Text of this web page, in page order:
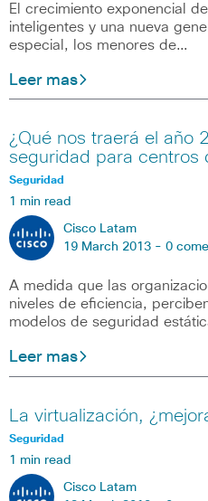
El crecimiento exponencial
inteligentes y una nueva
especial, los menores de…
Leer mas
¿Qué nos traerá el año
seguridad para centros
Seguridad
1 min read
Cisco Latam
19 March 2013 - 0
A medida que las
niveles de eficiencia,
modelos de seguridad
Leer mas
La virtualización,
Seguridad
1 min read
Cisco Latam